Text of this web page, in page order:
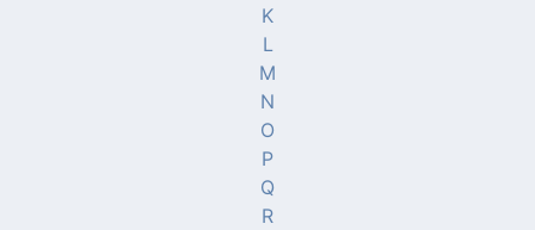
K
L
M
N
O
P
Q
R